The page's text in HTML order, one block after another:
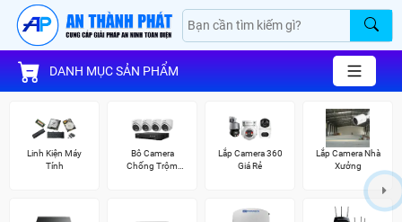
DANH MỤC SẢN PHẨM
Linh Kiện Máy
Tính
Bô Camera
Chống Trộm
Lắp Camera 360
Giá Rẻ
Lắp Camera Nhà
Xưởng